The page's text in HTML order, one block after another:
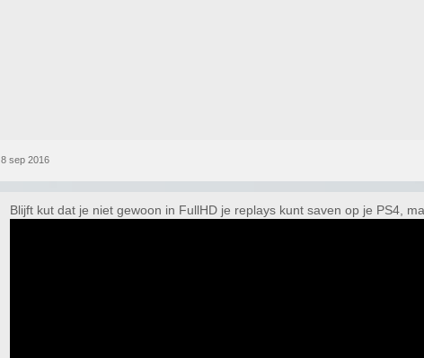
8 sep 2016
Blijft kut dat je niet gewoon in FullHD je replays kunt saven op je PS4,